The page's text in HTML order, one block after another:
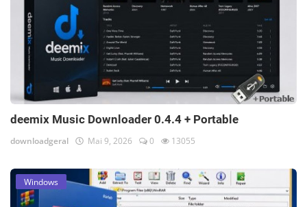
deemix Music Downloader 0.4.4 + Portable
downloadgeral Mai 9, 2026 0 13055
Windows